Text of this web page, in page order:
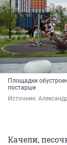
Площадки
постарше
Источник:
Качели,